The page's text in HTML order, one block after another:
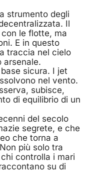
strumento degli
Il
le flotte, ma
E in questo
traccia nel cielo
arsenale.
sicura. I jet
nel vento.
subisce,
di equilibrio di un
del secolo
segrete, e che
che torna a
più solo tra
controlla i mari
su di